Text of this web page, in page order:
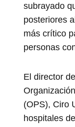
subrayado
posteriores
más crítico
personas
El director
(OPS), Ciro
hospitales